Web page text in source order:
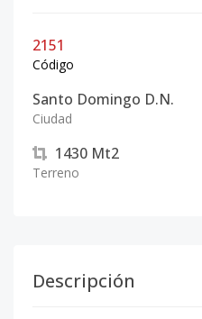
2151
Código
Santo Domingo D.N.
Ciudad
1430 Mt2
Terreno
Descripción